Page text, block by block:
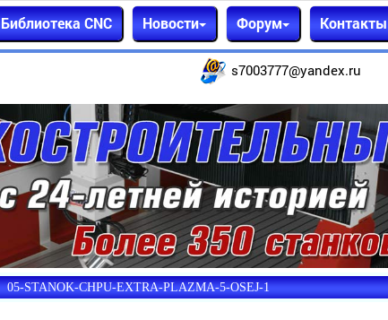
Библиотека CNC Новости Форум Контакты
s7003777@yandex.ru
05-STANOK-CHPU-EXTRA-PLAZMA-5-OSEJ-1